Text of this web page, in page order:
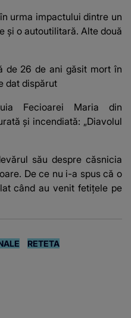
urma impactului dintre un
şi o autoutilitară. Alte două
de 26 de ani găsit mort în
dat dispărut
Fecioarei Maria din
și incendiată: „Diavolul
său despre căsnicia
De ce nu i-a spus că o
când au venit fetițele pe
RETETA